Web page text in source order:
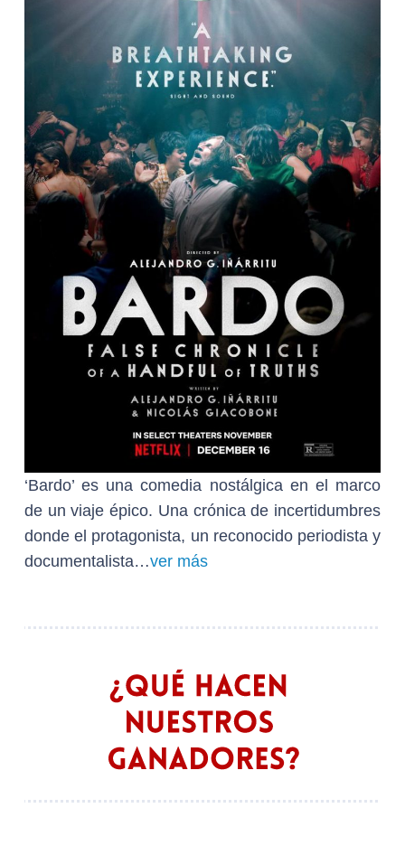
‘Bardo’ es una comedia nostálgica en el marco
de un viaje épico. Una crónica de incertidumbres
donde el protagonista, un reconocido periodista y
documentalista…ver más